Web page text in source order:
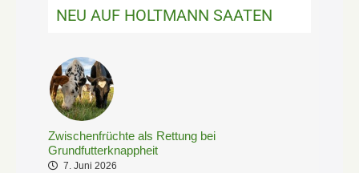
NEU AUF HOLTMANN SAATEN
Zwischenfrüchte als Rettung bei
Grundfutterknappheit
7. Juni 2026